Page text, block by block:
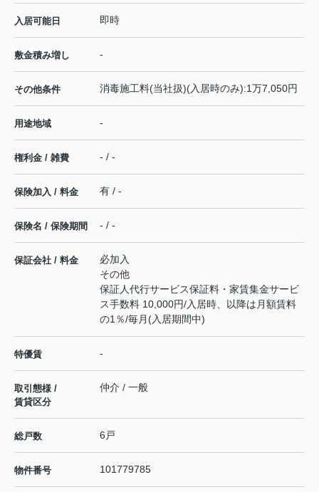
入居可能日 即時
敷金積み増し -
その他条件 消毒施工料(当社扱)(入居時のみ):1万7,050円
用途地域 -
権利金 / 雑費 - / -
保険加入 / 料金 有 / -
保険名 / 保険期間 - / -
保証会社 / 料金
必加入
その他
保証人代行サービス保証料・家賃集金サービ
ス手数料 10,000円/入居時、以降は月額賃料
の1％/毎月(入居期間中)
特優賃 -
取引態様 /
賃貸区分
仲介 / 一般
総戸数 6戸
物件番号 101779785